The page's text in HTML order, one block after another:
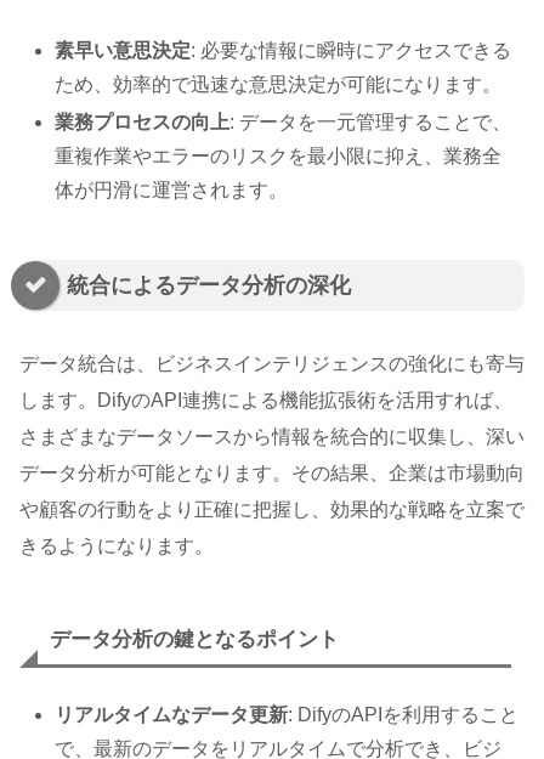
素早い意思決定: 必要な情報に瞬時にアクセスできる
ため、効率的で迅速な意思決定が可能になります。
業務プロセスの向上: データを一元管理することで、
重複作業やエラーのリスクを最小限に抑え、業務全
体が円滑に運営されます。
統合によるデータ分析の深化
データ統合は、ビジネスインテリジェンスの強化にも寄与
します。DifyのAPI連携による機能拡張術を活用すれば、
さまざまなデータソースから情報を統合的に収集し、深い
データ分析が可能となります。その結果、企業は市場動向
や顧客の行動をより正確に把握し、効果的な戦略を立案で
きるようになります。
データ分析の鍵となるポイント
リアルタイムなデータ更新: DifyのAPIを利用すること
で、最新のデータをリアルタイムで分析でき、ビジ